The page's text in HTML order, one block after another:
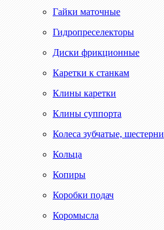
Гайки маточные
Гидропреселекторы
Диски фрикционные
Каретки к станкам
Клины каретки
Клины суппорта
Колеса зубчатые, шестерни
Кольца
Копиры
Коробки подач
Коромысла